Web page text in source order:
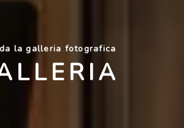
la galleria fotografica